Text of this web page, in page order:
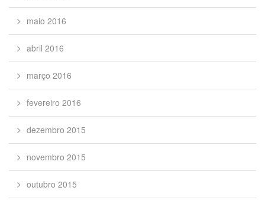
maio 2016
abril 2016
março 2016
fevereiro 2016
dezembro 2015
novembro 2015
outubro 2015